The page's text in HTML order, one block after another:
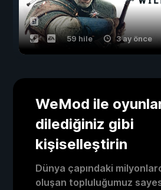
59 hile 3 ay önce
WeMod ile
dilediğiniz gibi
kişiselleştirin
Dünya çapındaki
oluşan topluluğumuz